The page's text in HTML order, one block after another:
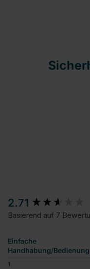
2.71
Basierend auf 7
Einfache
Handhabung/Bedienung
1
New content loaded